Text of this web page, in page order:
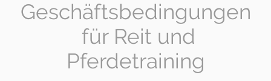
Geschäftsbedingungen
für Reit und
Pferdetraining